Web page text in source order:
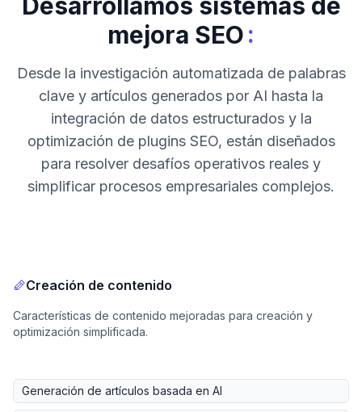
mejora SEO:
Desde la investigación automatizada de palabras
clave y artículos generados por AI hasta la
integración de datos estructurados y la
optimización de plugins SEO, están diseñados
para resolver desafíos operativos reales y
simplificar procesos empresariales complejos.
Creación de contenido
Características de contenido mejoradas para creación y
optimización simplificada.
Generación de artículos basada en AI